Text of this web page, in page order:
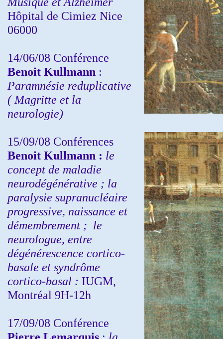
Hôpital de Cimiez Nice
06000
14/06/08 Conférence
Benoit Kullmann :
Paramnésie reduplicative
( Magritte et la
neurologie)
15/09/08 Conférences
Benoit Kullmann : le
concept de maladie
neurodégénérative ; la
paralysie supranucléaire
progressive, naissance et
démembrement ; le
neurologue, entre
dégénérescence cortico-
basale et syndrôme
cortico-basal : IUGM,
Montréal 9H-12h
17/09/08 Conférence